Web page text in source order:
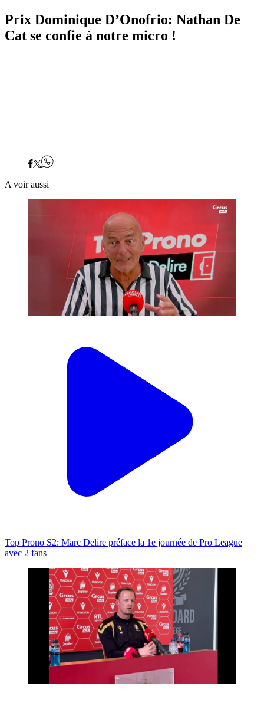
Prix Dominique D’Onofrio: Nathan De
Cat se confie à notre micro !
A voir aussi
Top Prono S2: Marc Delire préface la 1e journée de Pro League
avec 2 fans